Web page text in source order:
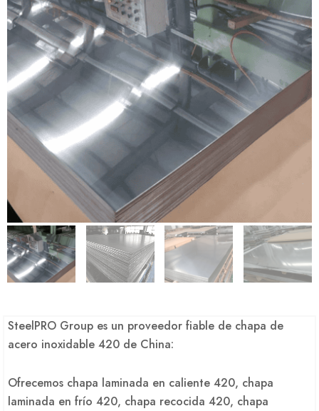
SteelPRO Group es un proveedor fiable de chapa de
acero inoxidable 420 de China:
Ofrecemos chapa laminada en caliente 420, chapa
laminada en frío 420, chapa recocida 420, chapa